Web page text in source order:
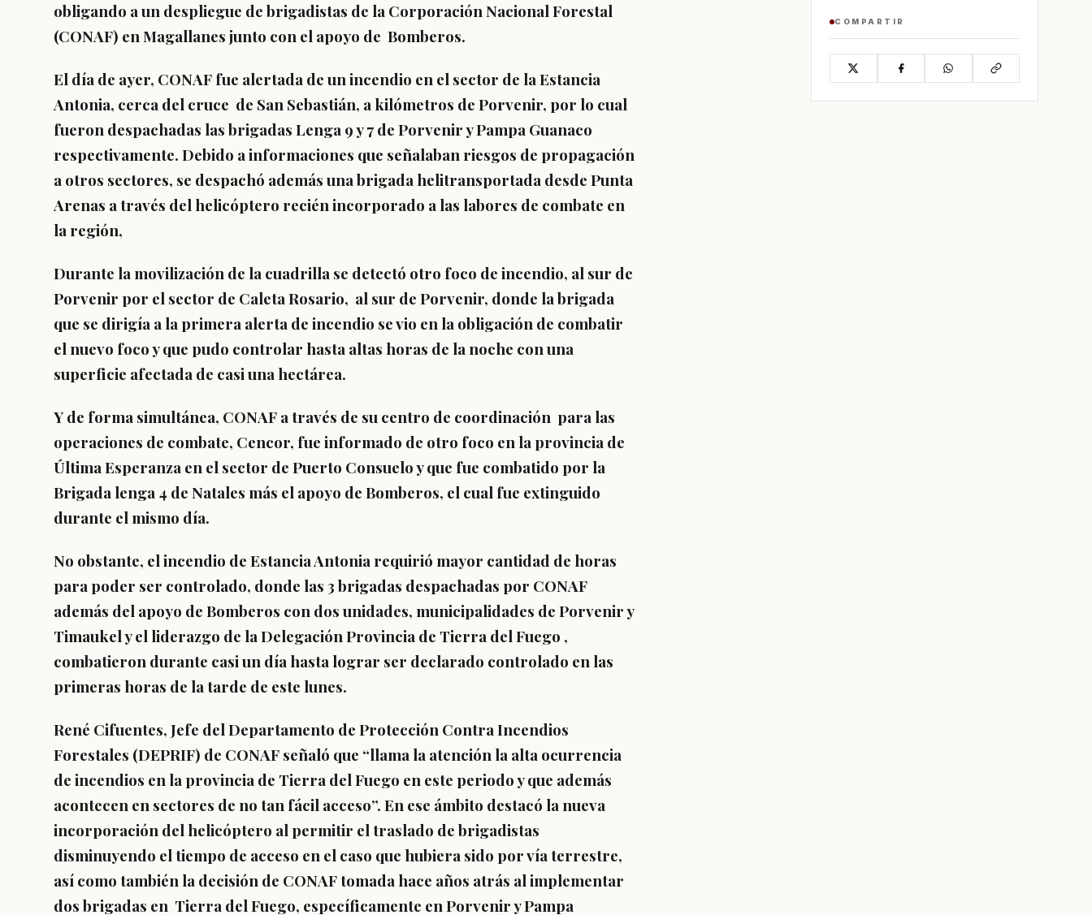
obligando a un despliegue de brigadistas de la Corporación Nacional Forestal
(CONAF) en Magallanes junto con el apoyo de Bomberos.
El día de ayer, CONAF fue alertada de un incendio en el sector de la Estancia
Antonia, cerca del cruce de San Sebastián, a kilómetros de Porvenir, por lo cual
fueron despachadas las brigadas Lenga 9 y 7 de Porvenir y Pampa Guanaco
respectivamente. Debido a informaciones que señalaban riesgos de propagación
a otros sectores, se despachó además una brigada helitransportada desde Punta
Arenas a través del helicóptero recién incorporado a las labores de combate en
la región,
Durante la movilización de la cuadrilla se detectó otro foco de incendio, al sur de
Porvenir por el sector de Caleta Rosario, al sur de Porvenir, donde la brigada
que se dirigía a la primera alerta de incendio se vio en la obligación de combatir
el nuevo foco y que pudo controlar hasta altas horas de la noche con una
superficie afectada de casi una hectárea.
Y de forma simultánea, CONAF a través de su centro de coordinación para las
operaciones de combate, Cencor, fue informado de otro foco en la provincia de
Última Esperanza en el sector de Puerto Consuelo y que fue combatido por la
Brigada lenga 4 de Natales más el apoyo de Bomberos, el cual fue extinguido
durante el mismo día.
No obstante, el incendio de Estancia Antonia requirió mayor cantidad de horas
para poder ser controlado, donde las 3 brigadas despachadas por CONAF
además del apoyo de Bomberos con dos unidades, municipalidades de Porvenir y
Timaukel y el liderazgo de la Delegación Provincia de Tierra del Fuego ,
combatieron durante casi un día hasta lograr ser declarado controlado en las
primeras horas de la tarde de este lunes.
René Cifuentes, Jefe del Departamento de Protección Contra Incendios
Forestales (DEPRIF) de CONAF señaló que “llama la atención la alta ocurrencia
de incendios en la provincia de Tierra del Fuego en este periodo y que además
acontecen en sectores de no tan fácil acceso”. En ese ámbito destacó la nueva
incorporación del helicóptero al permitir el traslado de brigadistas
disminuyendo el tiempo de acceso en el caso que hubiera sido por vía terrestre,
así como también la decisión de CONAF tomada hace años atrás al implementar
dos brigadas en Tierra del Fuego, específicamente en Porvenir y Pampa
COMPARTIR